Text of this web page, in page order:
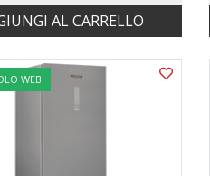
AL CARRELLO
WEB